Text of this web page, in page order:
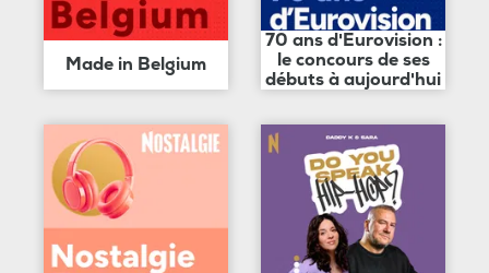
Made in Belgium
70 ans d'Eurovision :
le concours de ses
débuts à aujourd'hui